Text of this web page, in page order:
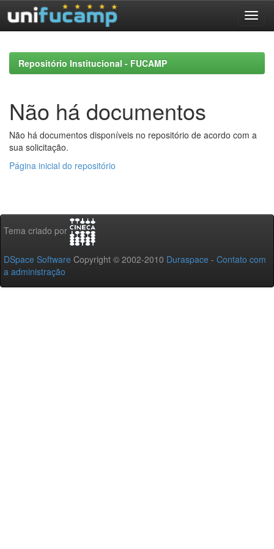
navigationRepositório Institucional - FUCAMP
Não há documentos
Não há documentos disponíveis no repositório de acordo com a
sua solicitação.
Página inicial do repositório
Tema criado por
DSpace Software Copyright © 2002-2010 Duraspace - Contato com
a administração